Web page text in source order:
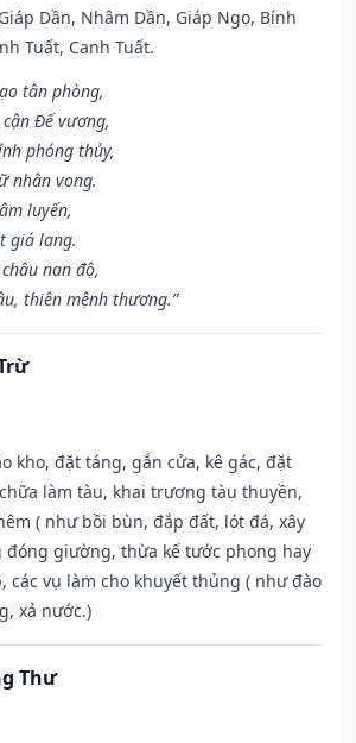
Dần, Nhâm Dần, Giáp Ngọ, Bính
Tuất, Canh Tuất.
tân phòng,
Đế vương,
phóng thủy,
nhân vong.
luyến,
giá lang.
nan độ,
thiên mệnh thương.”
kho, đặt táng, gắn cửa, kê gác, đặt
làm tàu, khai trương tàu thuyền,
( như bồi bùn, đắp đất, lót đá, xây
đóng giường, thừa kế tước phong hay
các vụ làm cho khuyết thủng ( như đào
xả nước.)
Thư